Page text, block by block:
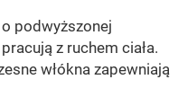
podwyższonej
z ruchem ciała.
włókna zapewniają